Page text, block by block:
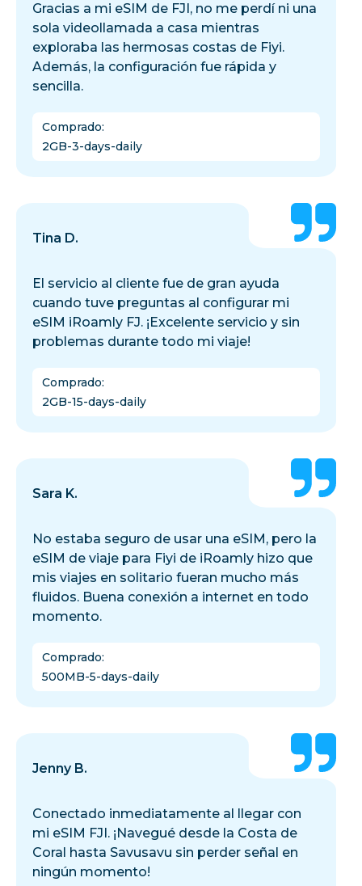
Gracias a mi eSIM de FJI, no me perdí ni una
sola videollamada a casa mientras
exploraba las hermosas costas de Fiyi.
Además, la configuración fue rápida y
sencilla.
Comprado:
2GB-3-days-daily
Tina D.
El servicio al cliente fue de gran ayuda
cuando tuve preguntas al configurar mi
eSIM iRoamly FJ. ¡Excelente servicio y sin
problemas durante todo mi viaje!
Comprado:
2GB-15-days-daily
Sara K.
No estaba seguro de usar una eSIM, pero la
eSIM de viaje para Fiyi de iRoamly hizo que
mis viajes en solitario fueran mucho más
fluidos. Buena conexión a internet en todo
momento.
Comprado:
500MB-5-days-daily
Jenny B.
Conectado inmediatamente al llegar con
mi eSIM FJI. ¡Navegué desde la Costa de
Coral hasta Savusavu sin perder señal en
ningún momento!